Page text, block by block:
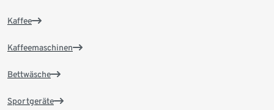
Kaffee
Kaffeemaschinen
Bettwäsche
Sportgeräte